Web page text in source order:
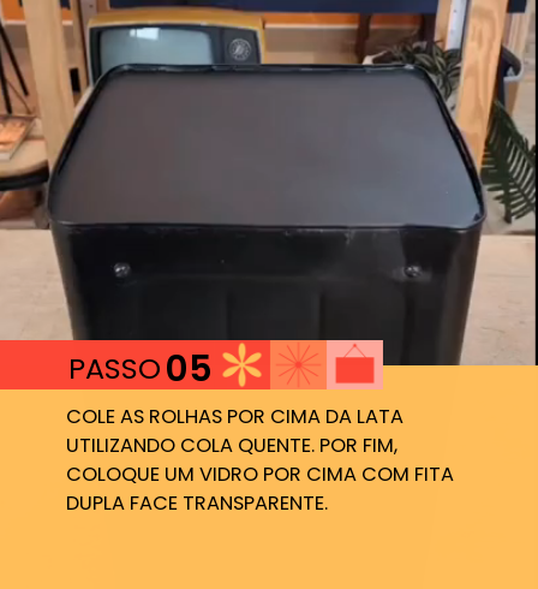
05
COLE AS ROLHAS POR CIMA DA LATA
UTILIZANDO COLA QUENTE. POR FIM,
COLOQUE UM VIDRO POR CIMA COM FITA
DUPLA FACE TRANSPARENTE.
PASSO